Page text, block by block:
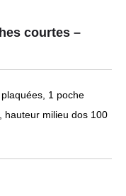
courtes –
1 poche
hauteur milieu dos 100